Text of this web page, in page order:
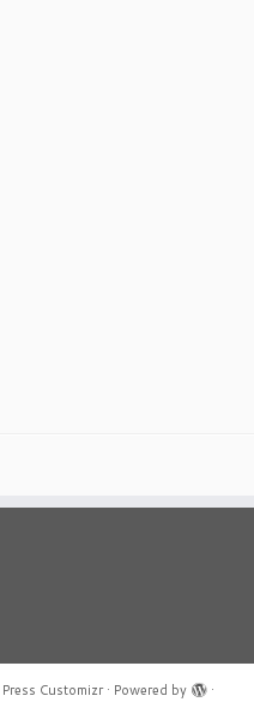
Press Customizr· Powered by ·